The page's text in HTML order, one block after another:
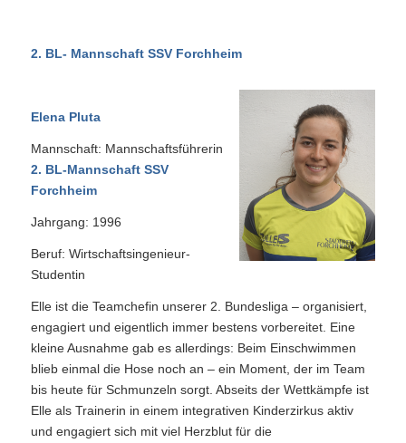
2. BL- Mannschaft SSV Forchheim
Elena Pluta
Mannschaft: Mannschaftsführerin
2. BL-Mannschaft SSV
Forchheim
Jahrgang: 1996
Beruf: Wirtschaftsingenieur-
Studentin
Elle ist die Teamchefin unserer 2. Bundesliga – organisiert,
engagiert und eigentlich immer bestens vorbereitet. Eine
kleine Ausnahme gab es allerdings: Beim Einschwimmen
blieb einmal die Hose noch an – ein Moment, der im Team
bis heute für Schmunzeln sorgt. Abseits der Wettkämpfe ist
Elle als Trainerin in einem integrativen Kinderzirkus aktiv
und engagiert sich mit viel Herzblut für die